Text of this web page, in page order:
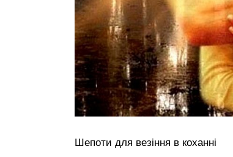
Шепоти для везіння в коханні